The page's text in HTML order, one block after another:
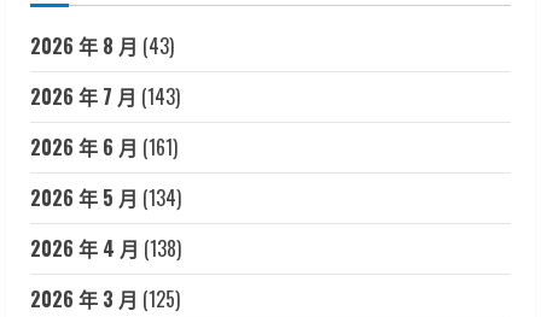
2026 年 8 月 (43)
2026 年 7 月 (143)
2026 年 6 月 (161)
2026 年 5 月 (134)
2026 年 4 月 (138)
2026 年 3 月 (125)